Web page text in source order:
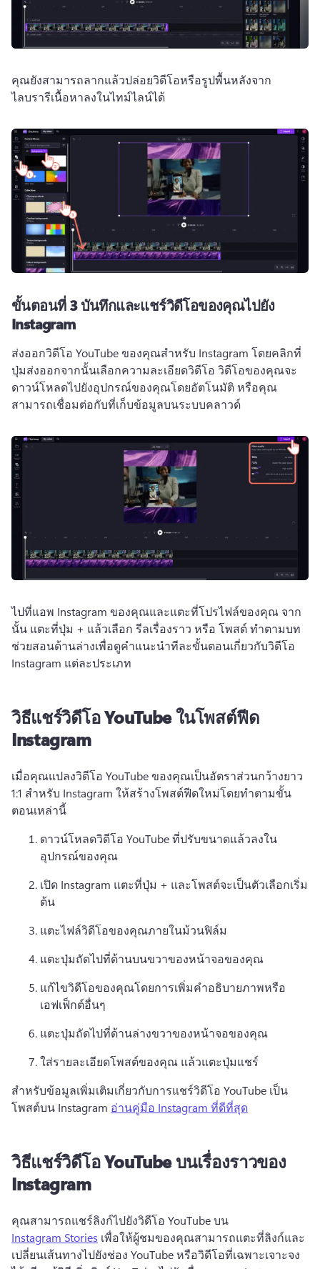
คุณยังสามารถลากแล้วปล่อยวิดีโอหรือรูปพื้นหลังจาก
ไลบรารีเนื้อหาลงในไทม์ไลน์ได้
ขั้นตอนที่ 3บันทึกและแชร์วิดีโอของคุณไปยัง
Instagram
ส่งออกวิดีโอ YouTube ของคุณสําหรับ Instagram โดยคลิกที่
ปุ่มส่งออกจากนั้นเลือกความละเอียดวิดีโอ วิดีโอของคุณจะ
ดาวน์โหลดไปยังอุปกรณ์ของคุณโดยอัตโนมัติ หรือคุณ
สามารถเชื่อมต่อกับที่เก็บข้อมูลบนระบบคลาวด์
ไปที่แอพ Instagram ของคุณและแตะที่โปรไฟล์ของคุณ จาก
นั้น แตะที่ปุ่ม + แล้วเลือก รีลเรื่องราว หรือ โพสต์ ทําตามบท
ช่วยสอนด้านล่างเพื่อดูคําแนะนําทีละขั้นตอนเกี่ยวกับวิดีโอ
Instagram แต่ละประเภท
วิธีแชร์วิดีโอ YouTube ในโพสต์ฟีด
Instagram
เมื่อคุณแปลงวิดีโอ YouTube ของคุณเป็นอัตราส่วนกว้างยาว
1:1 สําหรับ Instagram ให้สร้างโพสต์ฟีดใหม่โดยทําตามขั้น
ตอนเหล่านี้
ดาวน์โหลดวิดีโอ YouTube ที่ปรับขนาดแล้วลงใน
อุปกรณ์ของคุณ
เปิด Instagram แตะที่ปุ่ม + และโพสต์จะเป็นตัวเลือกเริ่ม
ต้น
แตะไฟล์วิดีโอของคุณภายในม้วนฟิล์ม
แตะปุ่มถัดไปที่ด้านบนขวาของหน้าจอของคุณ
แก้ไขวิดีโอของคุณโดยการเพิ่มคําอธิบายภาพหรือ
เอฟเฟ็กต์อื่นๆ
แตะปุ่มถัดไปที่ด้านล่างขวาของหน้าจอของคุณ
ใส่รายละเอียดโพสต์ของคุณ แล้วแตะปุ่มแชร์
สําหรับข้อมูลเพิ่มเติมเกี่ยวกับการแชร์วิดีโอ YouTube เป็น
โพสต์บน Instagram อ่านคู่มือ Instagram ที่ดีที่สุด
วิธีแชร์วิดีโอ YouTube บนเรื่องราวของ
Instagram
คุณสามารถแชร์ลิงก์ไปยังวิดีโอ YouTube บน
Instagram Stories เพื่อให้ผู้ชมของคุณสามารถแตะที่ลิงก์และ
เปลี่ยนเส้นทางไปยังช่อง YouTube หรือวิดีโอที่เฉพาะเจาะจง